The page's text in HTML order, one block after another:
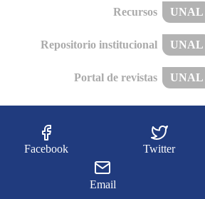
Recursos UNAL
Repositorio institucional UNAL
Portal de revistas UNAL
Facebook Twitter
Email